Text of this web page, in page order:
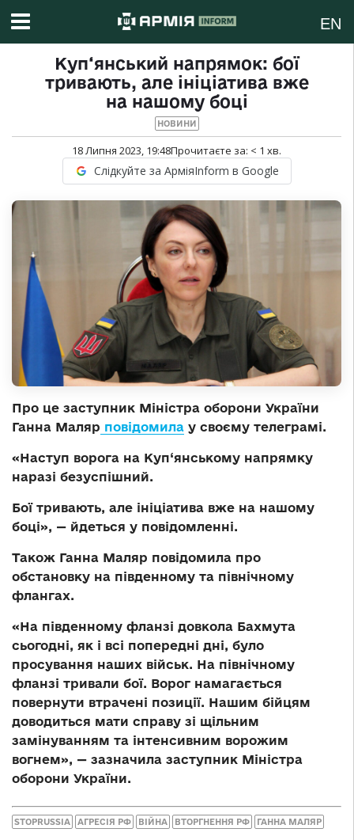
EN
Куп‘янський напрямок: бої
тривають, але ініціатива вже
на нашому боці
НОВИНИ
18 Липня 2023, 19:48Прочитаєте за: < 1 хв.
Слідкуйте за АрміяInform в Google
Про це заступник Міністра оборони України
Ганна Маляр повідомила у своєму телеграмі.
«Наступ ворога на Куп‘янському напрямку
наразі безуспішний.
Бої тривають, але ініціатива вже на нашому
боці», — йдеться у повідомленні.
Також Ганна Маляр повідомила про
обстановку на південному та північному
флангах.
«На південному фланзі довкола Бахмута
сьогодні, як і всі попередні дні, було
просування наших військ. На північному
фланзі тривали бої. Ворог намагається
повернути втрачені позиції. Нашим бійцям
доводиться мати справу зі щільним
замінуванням та інтенсивним ворожим
вогнем», — зазначила заступник Міністра
оборони України.
STOPRUSSIA АГРЕСІЯ РФ ВІЙНА ВТОРГНЕННЯ РФ ГАННА МАЛЯР